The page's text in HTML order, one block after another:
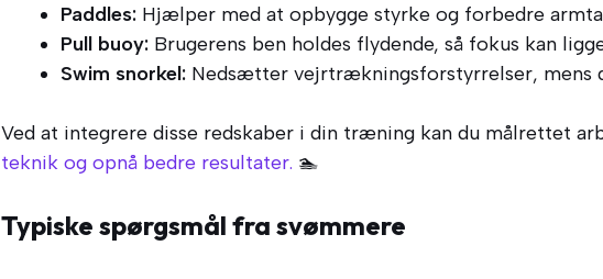
Paddles: Hjælper med at opbygge styrke og forbedre
Pull buoy: Brugerens ben holdes flydende, så fokus kan
Swim snorkel: Nedsætter vejrtrækningsforstyrrelser, mens
Ved at integrere disse redskaber i din træning kan du målrettet
teknik og opnå bedre resultater. 🏊
Typiske spørgsmål fra svømmere